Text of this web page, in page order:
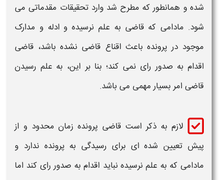
شده و همانطور که مطرح شد وارد تحقیقات مقدماتی می
شود. مادامی که قاضی به علم نرسیده و ادله و مدارک
موجود در پرونده باعث اقناع قاضی نشده باشد، قاضی
اقدام به صدور رای نمی کند؛ بنا بر این، به علم رسیدن
قاضی امر بسیار مهمی می باشد.
لازم به ذکر است قاضی پرونده زمان محدود و از
پیش تعیین شده ای برای رسیدگی به پرونده ندارد و
مادامی که به علم نرسیده نباید اقدام به صدور رای کند اما